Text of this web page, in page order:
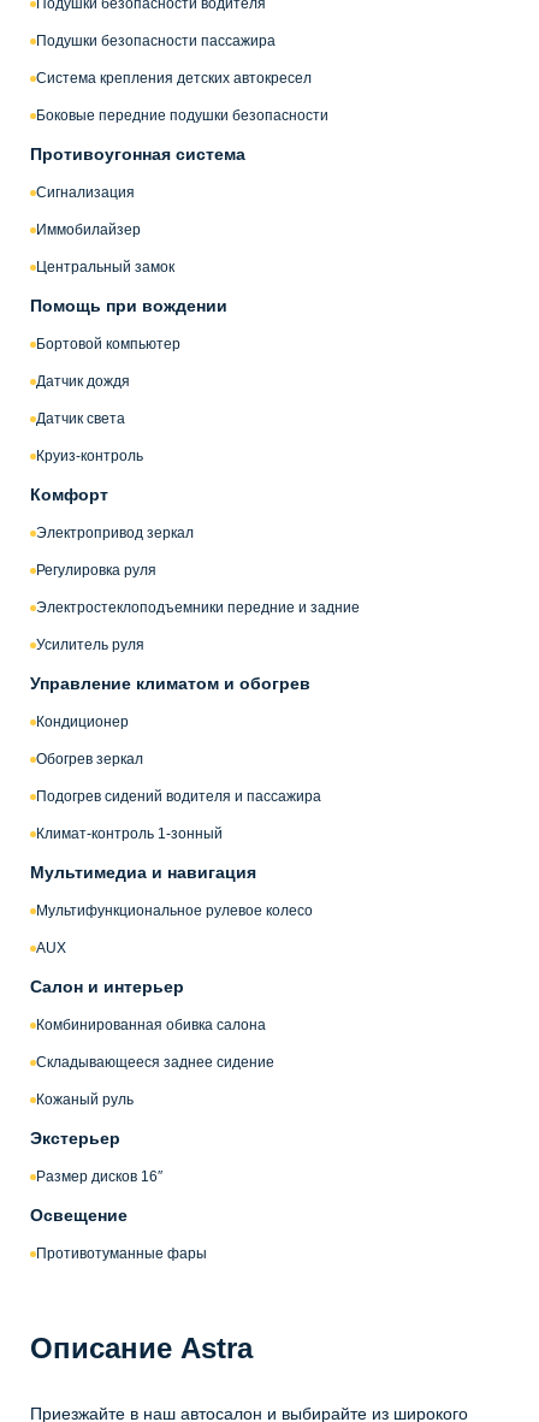
Подушки безопасности водителя
Подушки безопасности пассажира
Система крепления детских автокресел
Боковые передние подушки безопасности
Противоугонная система
Сигнализация
Иммобилайзер
Центральный замок
Помощь при вождении
Бортовой компьютер
Датчик дождя
Датчик света
Круиз-контроль
Комфорт
Электропривод зеркал
Регулировка руля
Электростеклоподъемники передние и задние
Усилитель руля
Управление климатом и обогрев
Кондиционер
Обогрев зеркал
Подогрев сидений водителя и пассажира
Климат-контроль 1-зонный
Мультимедиа и навигация
Мультифункциональное рулевое колесо
AUX
Салон и интерьер
Комбинированная обивка салона
Складывающееся заднее сидение
Кожаный руль
Экстерьер
Размер дисков 16″
Освещение
Противотуманные фары
Описание Astra
Приезжайте в наш автосалон и выбирайте из широкого